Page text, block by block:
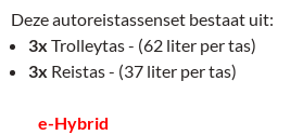
Deze autoreistassenset bestaat uit:
3x Trolleytas - (62 liter per tas)
3x Reistas - (37 liter per tas)
e-Hybrid